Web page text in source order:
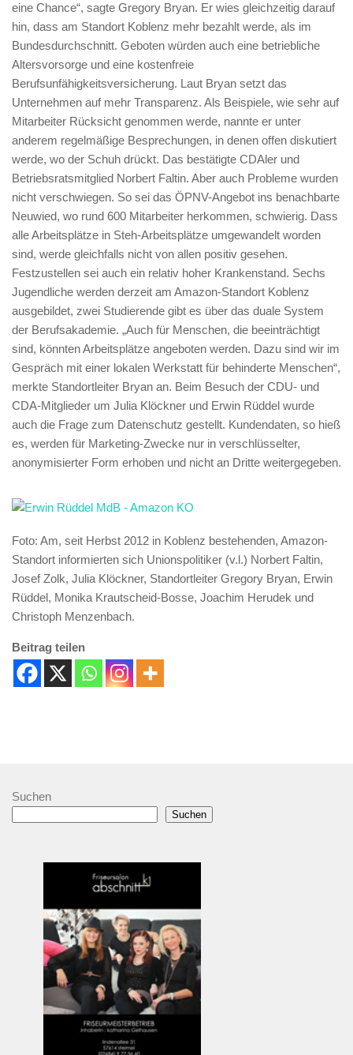
eine Chance“, sagte Gregory Bryan. Er wies gleichzeitig darauf
hin, dass am Standort Koblenz mehr bezahlt werde, als im
Bundesdurchschnitt. Geboten würden auch eine betriebliche
Altersvorsorge und eine kostenfreie
Berufsunfähigkeitsversicherung. Laut Bryan setzt das
Unternehmen auf mehr Transparenz. Als Beispiele, wie sehr auf
Mitarbeiter Rücksicht genommen werde, nannte er unter
anderem regelmäßige Besprechungen, in denen offen diskutiert
werde, wo der Schuh drückt. Das bestätigte CDAler und
Betriebsratsmitglied Norbert Faltin. Aber auch Probleme wurden
nicht verschwiegen. So sei das ÖPNV-Angebot ins benachbarte
Neuwied, wo rund 600 Mitarbeiter herkommen, schwierig. Dass
alle Arbeitsplätze in Steh-Arbeitsplätze umgewandelt worden
sind, werde gleichfalls nicht von allen positiv gesehen.
Festzustellen sei auch ein relativ hoher Krankenstand. Sechs
Jugendliche werden derzeit am Amazon-Standort Koblenz
ausgebildet, zwei Studierende gibt es über das duale System
der Berufsakademie. „Auch für Menschen, die beeinträchtigt
sind, könnten Arbeitsplätze angeboten werden. Dazu sind wir im
Gespräch mit einer lokalen Werkstatt für behinderte Menschen“,
merkte Standortleiter Bryan an. Beim Besuch der CDU- und
CDA-Mitglieder um Julia Klöckner und Erwin Rüddel wurde
auch die Frage zum Datenschutz gestellt. Kundendaten, so hieß
es, werden für Marketing-Zwecke nur in verschlüsselter,
anonymisierter Form erhoben und nicht an Dritte weitergegeben.
Foto: Am, seit Herbst 2012 in Koblenz bestehenden, Amazon-
Standort informierten sich Unionspolitiker (v.l.) Norbert Faltin,
Josef Zolk, Julia Klöckner, Standortleiter Gregory Bryan, Erwin
Rüddel, Monika Krautscheid-Bosse, Joachim Herudek und
Christoph Menzenbach.
Beitrag teilen
Suchen
Suchen